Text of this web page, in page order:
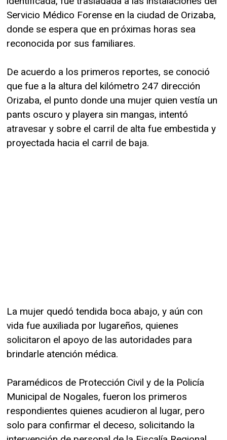
Servicio Médico Forense en la ciudad de Orizaba,
donde se espera que en próximas horas sea
reconocida por sus familiares.
De acuerdo a los primeros reportes, se conoció
que fue a la altura del kilómetro 247 dirección
Orizaba, el punto donde una mujer quien vestía un
pants oscuro y playera sin mangas, intentó
atravesar y sobre el carril de alta fue embestida y
proyectada hacia el carril de baja.
La mujer quedó tendida boca abajo, y aún con
vida fue auxiliada por lugareños, quienes
solicitaron el apoyo de las autoridades para
brindarle atención médica.
Paramédicos de Protección Civil y de la Policía
Municipal de Nogales, fueron los primeros
respondientes quienes acudieron al lugar, pero
solo para confirmar el deceso, solicitando la